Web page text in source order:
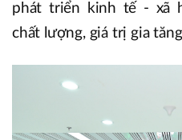
phát triển kinh tế - xã
chất lượng, giá trị gia